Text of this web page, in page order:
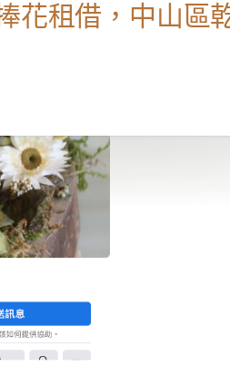
花租借，中山區